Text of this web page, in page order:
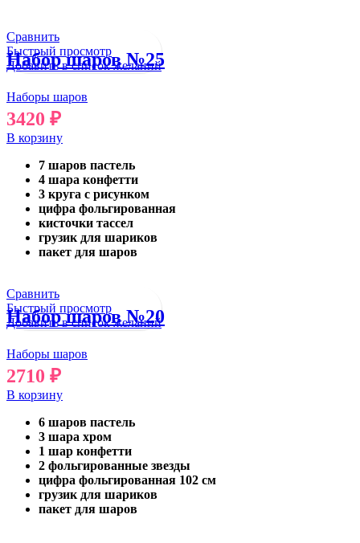
Сравнить
Быстрый просмотр
Добавить в список желаний
Набор шаров №25
Наборы шаров
3420 ₽
В корзину
7 шаров пастель
4 шара конфетти
3 круга с рисунком
цифра фольгированная
кисточки тассел
грузик для шариков
пакет для шаров
Сравнить
Быстрый просмотр
Добавить в список желаний
Набор шаров №20
Наборы шаров
2710 ₽
В корзину
6 шаров пастель
3 шара хром
1 шар конфетти
2 фольгированные звезды
цифра фольгированная 102 см
грузик для шариков
пакет для шаров